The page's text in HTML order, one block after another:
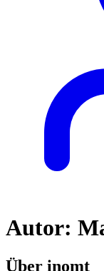
Autor:
Über inomt